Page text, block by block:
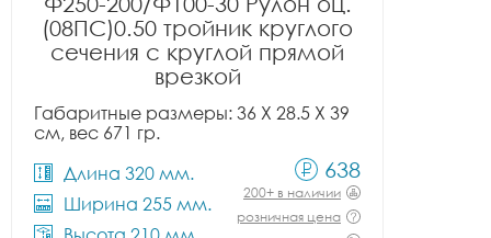
(08ПС)0.50 тройник круглого
сечения с круглой прямой
врезкой
Габаритные размеры: 36 X 28.5 X 39
см, вес 671 гр.
Длина 320 мм.
Ширина 255 мм.
638
200+ в наличии
розничная цена